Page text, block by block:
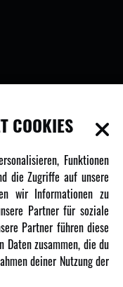
COOKIES
Funktionen
die Zugriffe auf unsere
wir Informationen zu
Partner für soziale
Partner führen diese
zusammen, die du
deiner Nutzung der